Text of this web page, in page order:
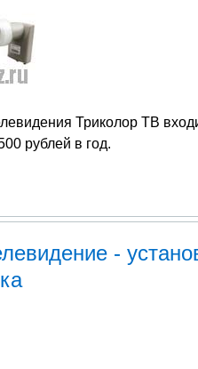
Триколор ТВ
рублей в год.
-